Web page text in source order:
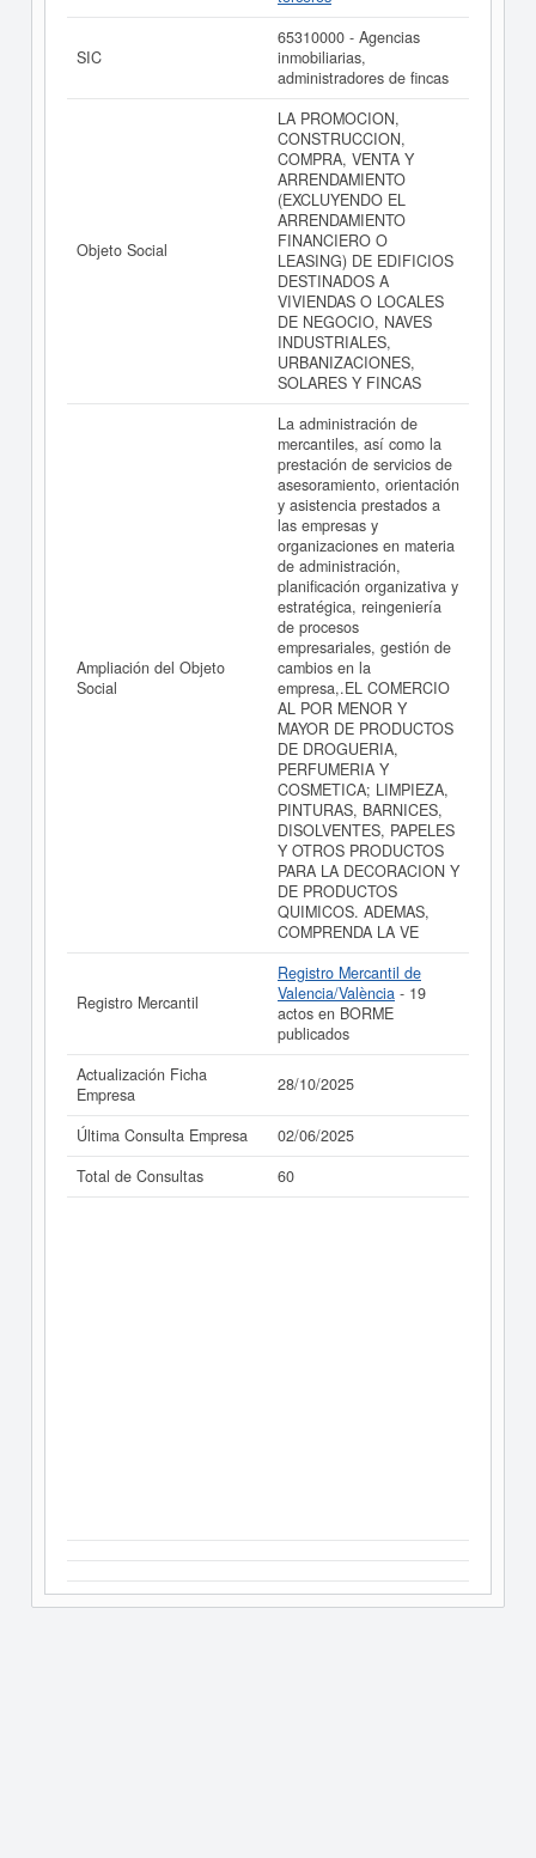
Si está interesado en conocer más datos de la empresa
GRUPO EMPRESARIAL ALBEROLA SL puede
inmediatamente a este Informe ampliadode GRUPO
EMPRESARIAL ALBEROLA SL y consultar los
resultados de sus años de actividad, así como los
balances y cuentas de resultados disponibles.
La última actualización del informe de empresa se ha
realizado el 28/10/2025.
SIC
65310000 - Agencias
inmobiliarias,
administradores de fincas
Objeto Social
LA PROMOCION,
CONSTRUCCION,
COMPRA, VENTA Y
ARRENDAMIENTO
(EXCLUYENDO EL
ARRENDAMIENTO
FINANCIERO O
LEASING) DE EDIFICIOS
DESTINADOS A
VIVIENDAS O LOCALES
DE NEGOCIO, NAVES
INDUSTRIALES,
URBANIZACIONES,
SOLARES Y FINCAS
Ampliación del Objeto
Social
La administración de
mercantiles, así como la
prestación de servicios de
asesoramiento, orientación
y asistencia prestados a
las empresas y
organizaciones en materia
de administración,
planificación organizativa y
estratégica, reingeniería
de procesos
empresariales, gestión de
cambios en la
empresa,.EL COMERCIO
AL POR MENOR Y
MAYOR DE PRODUCTOS
DE DROGUERIA,
PERFUMERIA Y
COSMETICA; LIMPIEZA,
PINTURAS, BARNICES,
DISOLVENTES, PAPELES
Y OTROS PRODUCTOS
PARA LA DECORACION Y
DE PRODUCTOS
QUIMICOS. ADEMAS,
COMPRENDA LA VE
Registro Mercantil
Registro Mercantil de
Valencia/València - 19
actos en BORME
publicados
Actualización Ficha
Empresa
28/10/2025
Última Consulta Empresa
02/06/2025
Total de Consultas
60